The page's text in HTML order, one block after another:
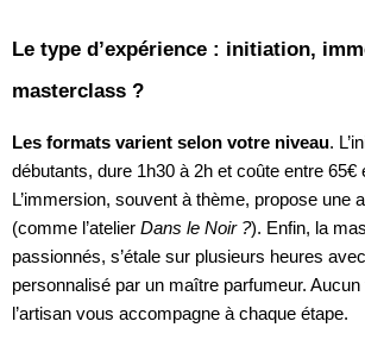
Le type d’expérience : initiation,
masterclass ?
Les formats varient selon votre niveau.
débutants, dure 1h30 à 2h et coûte entre 65€
L’immersion, souvent à thème, propose une
(comme l’atelier Dans le Noir ?). Enfin, la
passionnés, s’étale sur plusieurs heures
personnalisé par un maître parfumeur. Aucun
l’artisan vous accompagne à chaque étape.